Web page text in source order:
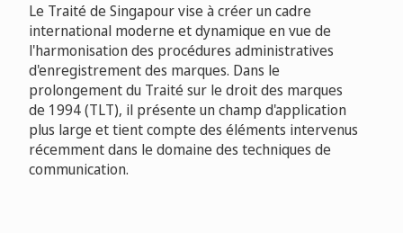
Le Traité de Singapour vise à créer un cadre
international moderne et dynamique en vue de
l'harmonisation des procédures administratives
d'enregistrement des marques. Dans le
prolongement du Traité sur le droit des marques
de 1994 (TLT), il présente un champ d'application
plus large et tient compte des éléments intervenus
récemment dans le domaine des techniques de
communication.